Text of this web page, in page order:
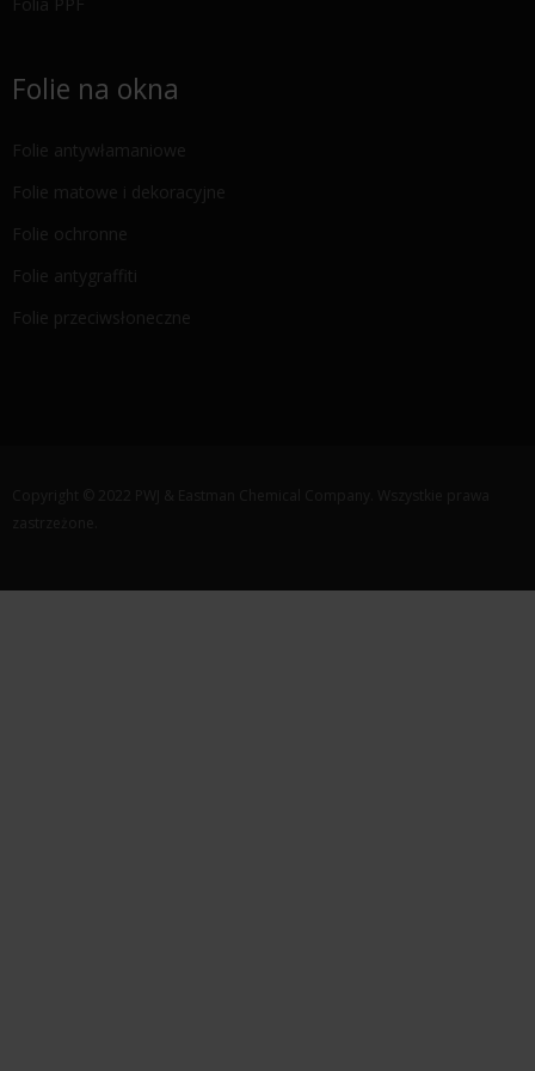
Folie na okna
Folie antywłamaniowe
Folie matowe i dekoracyjne
Folie ochronne
Folie antygraffiti
Folie przeciwsłoneczne